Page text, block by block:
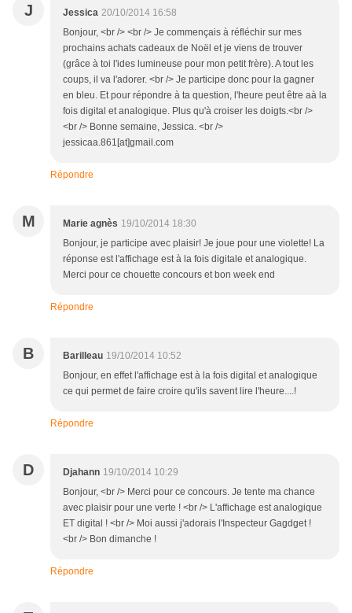
J Jessica 20/10/2014 16:58
Bonjour, <br /> <br /> Je commençais à réfléchir sur mes
prochains achats cadeaux de Noël et je viens de trouver
(grâce à toi l'ides lumineuse pour mon petit frère). A tout les
coups, il va l'adorer. <br /> Je participe donc pour la gagner
en bleu. Et pour répondre à ta question, l'heure peut être aà la
fois digital et analogique. Plus qu'à croiser les doigts.<br />
<br /> Bonne semaine, Jessica. <br />
jessicaa.861[at]gmail.com
Répondre
M Marie agnès 19/10/2014 18:30
Bonjour, je participe avec plaisir! Je joue pour une violette! La
réponse est l'affichage est à la fois digitale et analogique.
Merci pour ce chouette concours et bon week end
Répondre
B Barilleau 19/10/2014 10:52
Bonjour, en effet l'affichage est à la fois digital et analogique
ce qui permet de faire croire qu'ils savent lire l'heure....!
Répondre
D Djahann 19/10/2014 10:29
Bonjour, <br /> Merci pour ce concours. Je tente ma chance
avec plaisir pour une verte ! <br /> L'affichage est analogique
ET digital ! <br /> Moi aussi j'adorais l'Inspecteur Gagdget !
<br /> Bon dimanche !
Répondre